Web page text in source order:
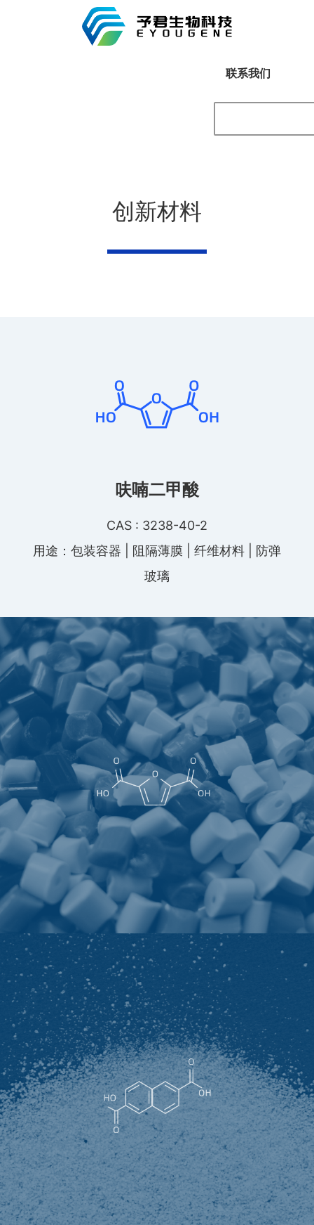
联系我们
创新材料
呋喃二甲酸
CAS : 3238-40-2
用途：包装容器 | 阻隔薄膜 | 纤维材料 | 防弹
玻璃
呋喃二甲酸
2,5－呋喃二甲酸 (FDCA) 是一种优良的刚性生物基芳环聚酯单
体，是十二种未来最有可能广泛应用的单体之一，其可以广泛
的应用于涤纶、聚酰胺类、聚碳酸酯类、塑化剂等领域，是最
有可能替代PET（聚对苯二甲酸乙二醇酯）的聚酯单体之一。
其应用亮点为：生物基 、负碳、高阻水、阻氧、阻二氧化碳、
用于合成可降解塑料，可广泛应用于食品、饮料、医药等领域
的包装材料中，以及其他对于碳中和、环保要求高的工业中。
2-羟基-6-萘甲酸
白色至淡黄色粉末（优等品），淡黄色至浅棕色粉末或块状
（合格品）,熔点≥245℃，溶于乙醇、乙醚、苯、三氯甲烷和
碱性溶液中，微溶于热水，几乎不溶于冷水。
2-羟基-6-萘甲酸是合成液晶高分子材料LCP聚酯的重要原材
料， 并最终广泛用于手机、电脑、汽车、航空航天等领域